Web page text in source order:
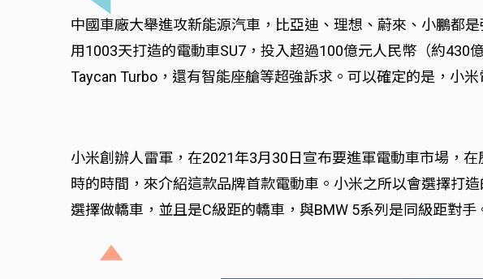
中國車廠大舉進攻新能源汽車，比亞迪、理想、蔚來、小鵬都
用1003天打造的電動車SU7，投入超過100億元人民幣（約
Taycan Turbo，還有智能座艙等超強訴求。可以確定的是，小米
小米創辦人雷軍，在2021年3月30日宣布要進軍電動車市場，
時的時間，來介紹這款品牌首款電動車。小米之所以會選擇打
選擇做轎車，並且是C級距的轎車，與BMW 5系列是同級距對手